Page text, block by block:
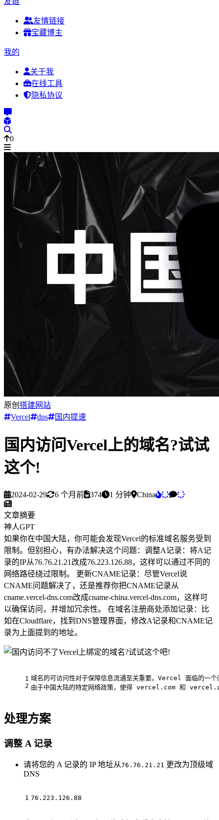
友情链接
宝藏博主
我的
关于我
在线工具
隐私协议
0
原创 搭建网站
Vercel
dns 国内提速
国内访问Vercel上的域名?试试
这个!
2024-02-29 6 个月前 374 1 分钟 China
文章摘要
神人GPT
如果你在中 国 大陆， 你可能会发现Vercel的标准域名服务受到
限制 。 但别 担心， 有办法解决这个问题 ： 调整A记录 ： 将A记
录的IP从76.76.21 .21 改成76.223.1 26.88， 这样可以通过不同 的
网络路径绕过 限制 。 更新CNAME记录 ： 尽管Vercel说
CNAME问题解决了 ， 还是推荐你把CNAME记录从
cname.vercel-dns.com改成cname-china.vercel-dns.com， 这样可
以确保访问 ， 并增加冗余性。 在域名注册商处添加记录 ：
比
如在Cloudflare， 找到 DNS管理界面， 修改A记录和CNAME记
录为 上面提到 的地址。
1
2
域名的可访问性对于保障信息流通至关重要。Vercel 面临的一个
由于中国大陆的特定网络政策，使得 vercel.com 和
处理方案
调整 A 记录
请将您的 A 记录的 IP 地址从76.76.21.21 更改为顶级域
DNS
1 76.223.126.88